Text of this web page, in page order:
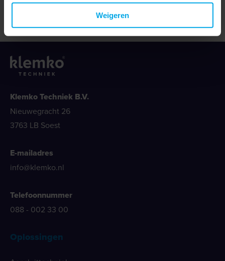
Weigeren
Klemko Techniek B.V.
Nieuwegracht 26
3763 LB Soest
E-mailadres
info@klemko.nl
Telefoonnummer
088 - 002 33 00
Oplossingen